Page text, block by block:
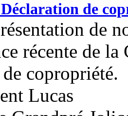
de
de
récente de la
copropriété.
Lucas